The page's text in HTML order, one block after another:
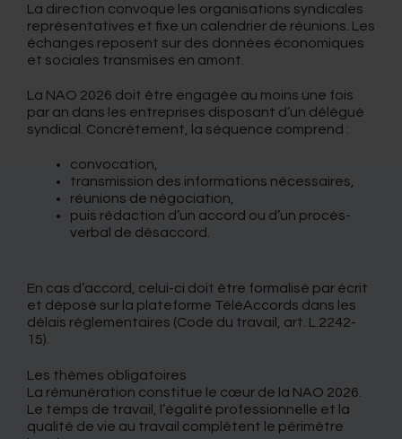
La direction convoque les organisations syndicales
représentatives et fixe un calendrier de réunions. Les
échanges reposent sur des données économiques
et sociales transmises en amont.
La NAO 2026 doit être engagée au moins une fois
par an dans les entreprises disposant d’un délégué
syndical. Concrètement, la séquence comprend :
convocation,
transmission des informations nécessaires,
réunions de négociation,
puis rédaction d’un accord ou d’un procès-
verbal de désaccord.
En cas d’accord, celui-ci doit être formalisé par écrit
et déposé sur la plateforme TéléAccords dans les
délais réglementaires (Code du travail, art. L.2242-
15).
Les thèmes obligatoires
La rémunération constitue le cœur de la NAO 2026.
Le temps de travail, l’égalité professionnelle et la
qualité de vie au travail complètent le périmètre